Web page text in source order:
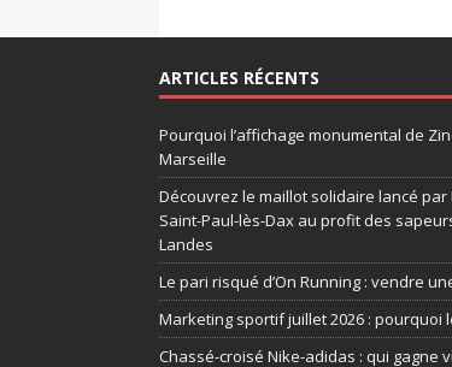
ARTICLES RÉCENTS
Pourquoi l’affichage monumental de
Marseille
Découvrez le maillot solidaire lancé par
Saint-Paul-lès-Dax au profit des
Landes
Le pari risqué d’On Running : vendre
Marketing sportif juillet 2026 :
Chassé-croisé Nike-adidas : qui gagne